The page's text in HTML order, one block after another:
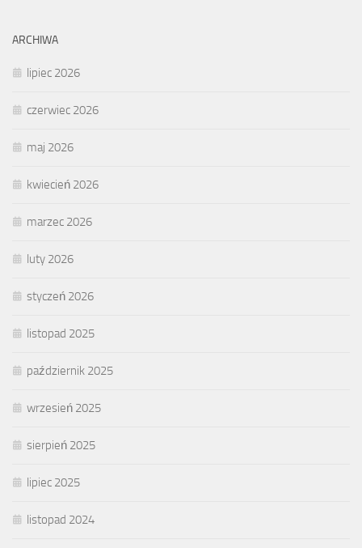
ARCHIWA
lipiec 2026
czerwiec 2026
maj 2026
kwiecień 2026
marzec 2026
luty 2026
styczeń 2026
listopad 2025
październik 2025
wrzesień 2025
sierpień 2025
lipiec 2025
listopad 2024